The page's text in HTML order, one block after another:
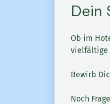
Dein
Ob im
vielfältige
Bewirb
Noch